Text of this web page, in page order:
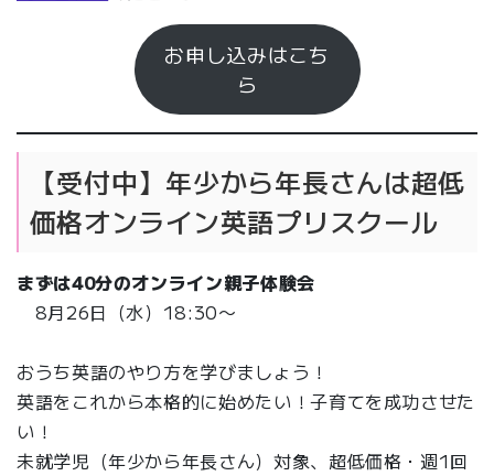
お申し込みはこち
ら
【受付中】年少から年長さんは超低
価格オンライン英語プリスクール
まずは40分のオンライン親子体験会
8月26日（水）18:30〜
おうち英語のやり方を学びましょう！
英語をこれから本格的に始めたい！子育てを成功させた
い！
未就学児（年少から年長さん）対象、超低価格・週1回